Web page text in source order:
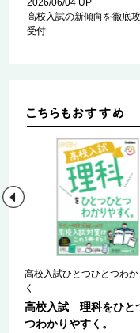
高校入試の新傾向を徹底
受付
高校入試ひとつひとつわ
く
高校入試 理科をひと
つわかりやすく。